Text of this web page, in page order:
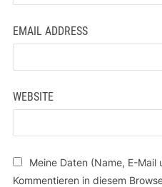
EMAIL ADDRESS
WEBSITE
Meine Daten (Name, E-
Kommentieren in diesem